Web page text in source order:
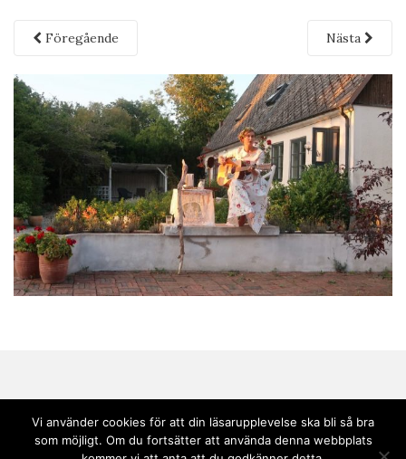
Föregående Nästa
Vi använder cookies för att din läsarupplevelse ska bli så bra
som möjligt. Om du fortsätter att använda denna webbplats